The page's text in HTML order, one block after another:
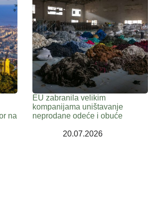
na
EU zabranila velikim
kompanijama uništavanje
neprodane odeće i obuće
20.07.2026